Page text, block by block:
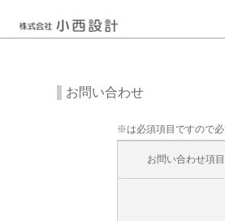
お問い合わせ
※は必須項目ですので必
お問い合わせ項